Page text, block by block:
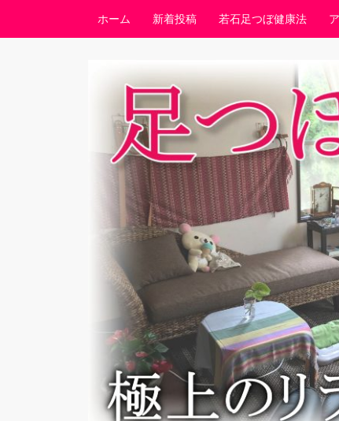
ホーム 新着投稿 若石足つぼ健康法